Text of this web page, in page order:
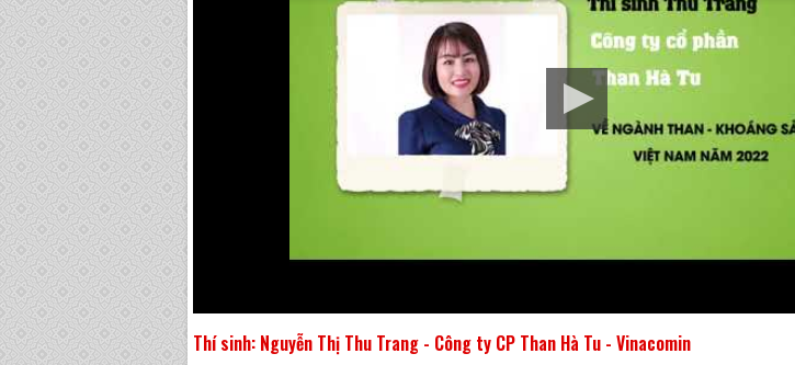
Thí sinh: Nguyễn Thị Thu Trang - Công ty CP Than Hà Tu - Vinacomin